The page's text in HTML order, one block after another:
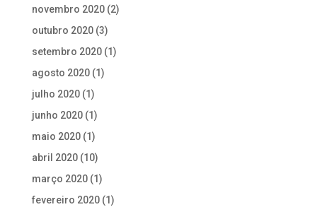
novembro 2020(2)
outubro 2020(3)
setembro 2020(1)
agosto 2020(1)
julho 2020(1)
junho 2020(1)
maio 2020(1)
abril 2020(10)
março 2020(1)
fevereiro 2020(1)